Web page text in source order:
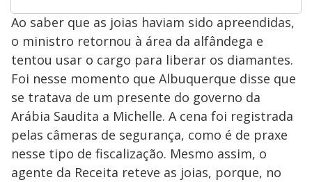
Ao saber que as joias haviam sido apreendidas,
o ministro retornou à área da alfândega e
tentou usar o cargo para liberar os diamantes.
Foi nesse momento que Albuquerque disse que
se tratava de um presente do governo da
Arábia Saudita a Michelle. A cena foi registrada
pelas câmeras de segurança, como é de praxe
nesse tipo de fiscalização. Mesmo assim, o
agente da Receita reteve as joias, porque, no